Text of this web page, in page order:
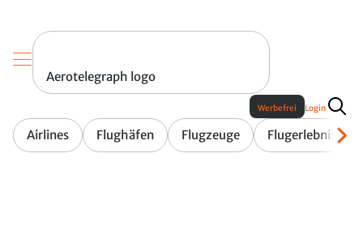
Aerotelegraph logo
Airlines Flughäfen Flugzeuge Flugerlebnis
Werbefrei Login